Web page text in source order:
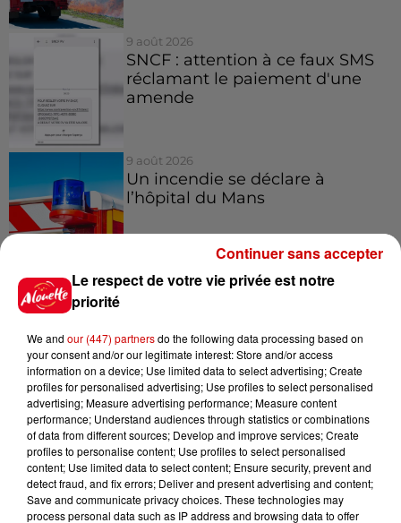
9 août 2026
SNCF : attention à ce faux SMS
réclamant le paiement d'une
amende
9 août 2026
Un incendie se déclare à
l’hôpital du Mans
9 août 2026
Jeux Voir plus
Gagnez vos places pour
l'événement Ride the Show à
Le respect de votre vie privée est notre
priorité
We and our (447) partnersdo the following data processing based on
your consent and/or our legitimate interest: Store and/or access
information on a device; Use limited data to select advertising; Create
profiles for personalised advertising; Use profiles to select personalised
advertising; Measure advertising performance; Measure content
performance; Understand audiences through statistics or combinations
of data from different sources; Develop and improve services; Create
profiles to personalise content; Use profiles to select personalised
content; Use limited data to select content; Ensure security, prevent and
detect fraud, and fix errors; Deliver and present advertising and content;
Save and communicate privacy choices. These technologies may
process personal data such as IP address and browsing data to offer
Continuer sans accepter